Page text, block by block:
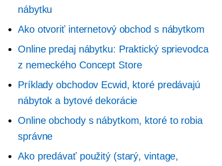
nábytku
Ako otvoriť internetový obchod s nábytkom
Online predaj nábytku: Praktický sprievodca
z nemeckého Concept Store
Príklady obchodov Ecwid, ktoré predávajú
nábytok a bytové dekorácie
Online obchody s nábytkom, ktoré to robia
správne
Ako predávať použitý (starý, vintage,